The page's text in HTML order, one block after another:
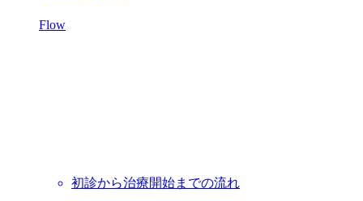
Flow
初診から治療開始までの流れ